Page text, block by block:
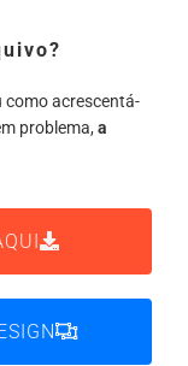
como acrescentá-
problema, a